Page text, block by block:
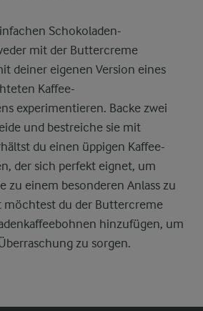
Schokoladen-
mit der Buttercreme
deiner eigenen Version eines
Kaffee-
experimentieren. Backe zwei
und bestreiche sie mit
du einen üppigen Kaffee-
der sich perfekt eignet, um
zu einem besonderen Anlass zu
möchtest du der Buttercreme
hinzufügen, um
zu sorgen.